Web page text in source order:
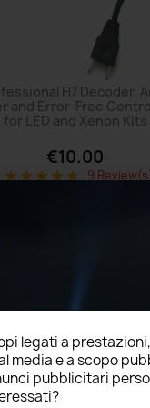
H7 Decoder,
and Error-Free
for LED and Xenon Kits
€10.00
star star star star star 9
legati a
media e a scopo
pubblicitari